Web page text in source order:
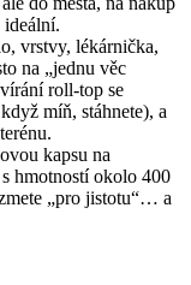
vrstvy, lékárnička,
na „jednu věc
roll-top se
míň, stáhnete), a
kapsu na
hmotností okolo 400
„pro jistotu“… a